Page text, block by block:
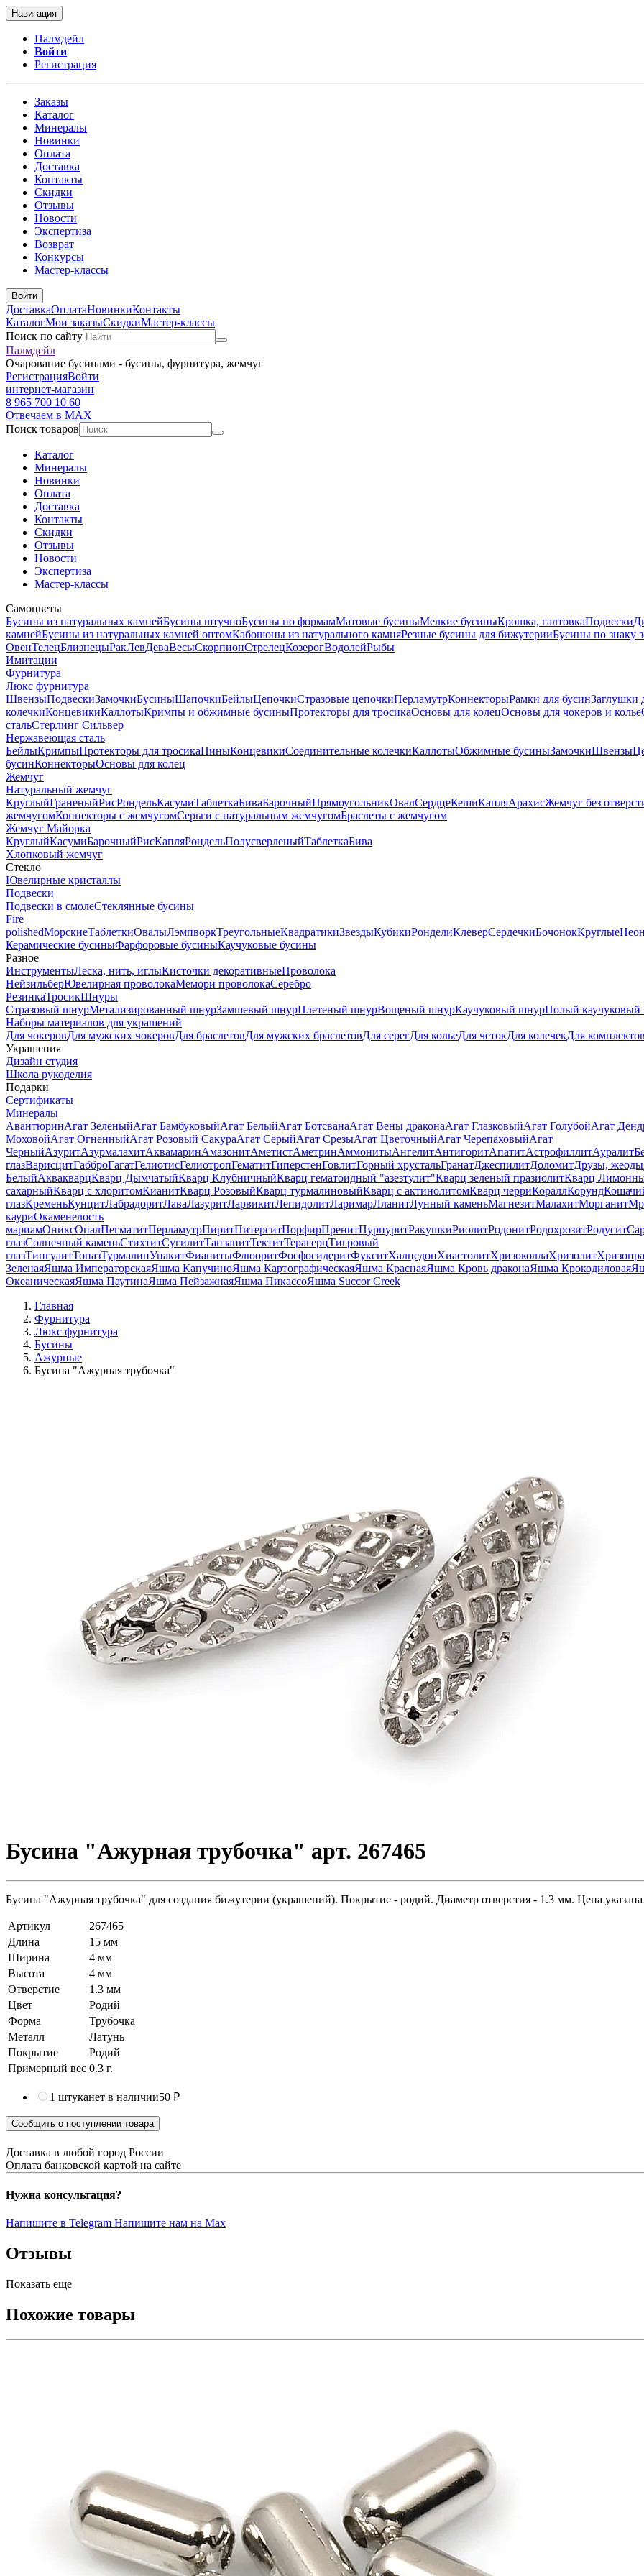
Навигация
Палмдейл
Войти
Регистрация
Заказы
Каталог
Минералы
Новинки
Оплата
Доставка
Контакты
Скидки
Отзывы
Новости
Экспертиза
Возврат
Конкурсы
Мастер-классы
Войти
ДоставкаОплатаНовинкиКонтакты
КаталогМои заказыСкидкиМастер-классы
Поиск по сайту
Палмдейл
Очарование бусинами - бусины, фурнитура, жемчуг
РегистрацияВойти
интернет-магазин
8 965 700 10 60
Отвечаем в MAX
Поиск товаров
Каталог
Минералы
Новинки
Оплата
Доставка
Контакты
Скидки
Отзывы
Новости
Экспертиза
Мастер-классы
Самоцветы
Бусины из натуральных камнейБусины штучноБусины по формамМатовые бусиныМелкие бусиныКрошка, галтовкаПодвески
камнейБусины из натуральных камней оптомКабошоны из натурального камняРезные бусины для бижутерииБусины по знаку
ОвенТелецБлизнецыРакЛевДеваВесыСкорпионСтрелецКозерогВодолейРыбы
Имитации
Фурнитура
Люкс фурнитура
ШвензыПодвескиЗамочкиБусиныШапочкиБейлыЦепочкиСтразовые цепочкиПерламутрКоннекторыРамки для бусинЗаглушки
колечкиКонцевикиКаллотыКримпы и обжимные бусиныПротекторы для тросикаОсновы для колецОсновы для чокеров и колье
стальСтерлинг Сильвер
Нержавеющая сталь
БейлыКримпыПротекторы для тросикаПиныКонцевикиСоединительные колечкиКаллотыОбжимные бусиныЗамочкиШвензы
бусинКоннекторыОсновы для колец
Жемчуг
Натуральный жемчуг
КруглыйГраненыйРисРондельКасумиТаблеткаБиваБарочныйПрямоугольникОвалСердцеКешиКапляАрахисЖемчуг без
жемчугомКоннекторы с жемчугомСерьги с натуральным жемчугомБраслеты с жемчугом
Жемчуг Майорка
КруглыйКасумиБарочныйРисКапляРондельПолусверленыйТаблеткаБива
Хлопковый жемчуг
Стекло
Ювелирные кристаллы
Подвески
Подвески в смолеСтеклянные бусины
Fire
polishedМорскиеТаблеткиОвалыЛэмпворкТреугольныеКвадратикиЗвездыКубикиРонделиКлеверСердечкиБочонокКруглые
Керамические бусиныФарфоровые бусиныКаучуковые бусины
Разное
ИнструментыЛеска, нить, иглыКисточки декоративныеПроволока
НейзильберЮвелирная проволокаМемори проволокаСеребро
РезинкаТросикШнуры
Стразовый шнурМетализированный шнурЗамшевый шнурПлетеный шнурВощеный шнурКаучуковый шнурПолый
Наборы материалов для украшений
Для чокеровДля мужских чокеровДля браслетовДля мужских браслетовДля серегДля кольеДля четокДля колечекДля
Украшения
Дизайн студия
Школа рукоделия
Подарки
Сертификаты
Минералы
АвантюринАгат ЗеленыйАгат БамбуковыйАгат БелыйАгат БотсванаАгат Вены драконаАгат ГлазковыйАгат ГолубойАгат
МоховойАгат ОгненныйАгат Розовый СакураАгат СерыйАгат СрезыАгат ЦветочныйАгат ЧерепаховыйАгат
ЧерныйАзуритАзурмалахитАквамаринАмазонитАметистАметринАммонитыАнгелитАнтигоритАпатитАстрофиллитАуралит
глазВарисцитГабброГагатГелиотисГелиотропГематитГиперстенГовлитГорный хрустальГранатДжеспилитДоломитДрузы, жеоды
БелыйАквакварцКварц ДымчатыйКварц КлубничныйКварц гематоидный "азезтулит"Кварц зеленый празиолитКварц
сахарныйКварц с хлоритомКианитКварц РозовыйКварц турмалиновыйКварц с актинолитомКварц черриКораллКорунд
глазКременьКунцитЛабрадоритЛаваЛазуритЛарвикитЛепидолитЛаримарЛланитЛунный каменьМагнезитМалахитМорганит
кауриОкаменелость
мариамОниксОпалПегматитПерламутрПиритПитерситПорфирПренитПурпуритРакушкиРиолитРодонитРодохрозитРодусит
глазСолнечный каменьСтихтитСугилитТанзанитТектитТерагерцТигровый
глазТингуаитТопазТурмалинУнакитФианитыФлюоритФосфосидеритФукситХалцедонХиастолитХризоколлаХризолит
ЗеленаяЯшма ИмператорскаяЯшма КапучиноЯшма КартографическаяЯшма КраснаяЯшма Кровь драконаЯшма Крокодиловая
ОкеаническаяЯшма ПаутинаЯшма ПейзажнаяЯшма ПикассоЯшма Succor Creek
Главная
Фурнитура
Люкс фурнитура
Бусины
Ажурные
Бусина "Ажурная трубочка"
Бусина "Ажурная трубочка" арт. 267465
Бусина "Ажурная трубочка" для создания бижутерии (украшений). Покрытие - родий. Диаметр отверстия - 1.3 мм. Цена указана
Артикул
267465
Длина
15 мм
Ширина
4 мм
Высота
4 мм
Отверстие
1.3 мм
Цвет
Родий
Форма
Трубочка
Металл
Латунь
Покрытие
Родий
Примерный вес 0.3 г.
1 штуканет в наличии50 ₽
Сообщить о поступлении товара
Доставка в любой город России
Оплата банковской картой на сайте
Нужна консультация?
Напишите в Telegram Напишите нам на Max
Отзывы
Показать еще
Похожие товары